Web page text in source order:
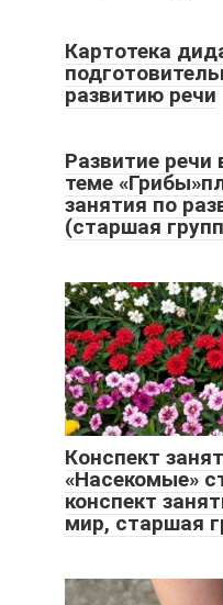
Картотека
развитию речи
Развитие речи
теме
занятия по
(старшая
Конспект
«Насекомые»
конспект
мир, старшая